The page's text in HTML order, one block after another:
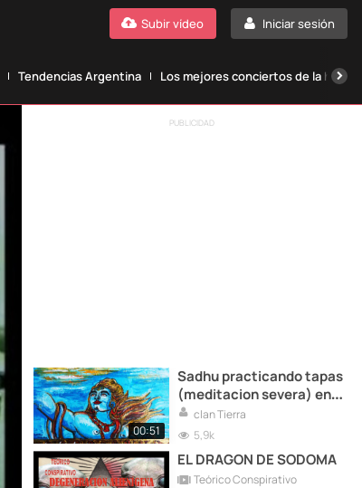
Iniciar sesión
Subir vídeo
Tendencias Argentina Los mejores conciertos de la
PUBLICIDAD
00:51
Sadhu practicando tapas
(meditacion severa) en
los Himalayas
clan Tierra
5,9k
EL DRAGON DE SODOMA
Teórico Conspirativo